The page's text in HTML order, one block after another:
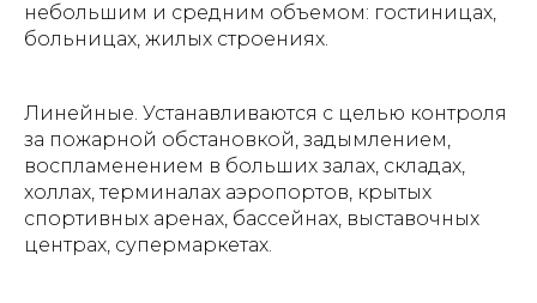
небольшим и средним объемом: гостиницах,
больницах, жилых строениях.
Линейные. Устанавливаются с целью контроля
за пожарной обстановкой, задымлением,
воспламенением в больших залах, складах,
холлах, терминалах аэропортов, крытых
спортивных аренах, бассейнах, выставочных
центрах, супермаркетах.